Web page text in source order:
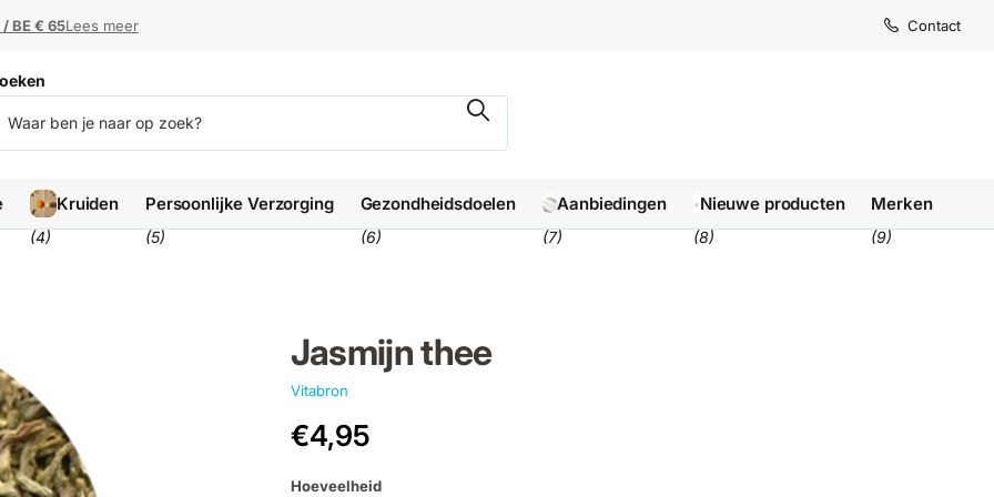
BE € 65Lees meer
BE € 65 Levertijd1-3
Levertijd1-3
Contact
Kruiden
(4)
Persoonlijke Verzorging
(5)
Gezondheidsdoelen
(6)
Aanbiedingen
(7)
Nieuwe producten
(8)
Merken
(9)
Jasmijn thee
Vitabron
€4,95
Hoeveelheid